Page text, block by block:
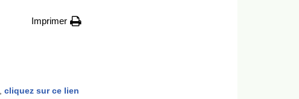
Imprimer
cliquez sur ce lien